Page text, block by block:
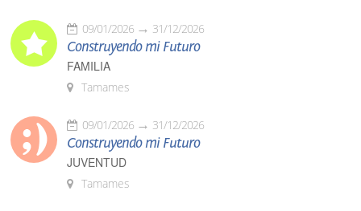
09/01/2026 31/12/2026
Construyendo mi Futuro
FAMILIA
Tamames
09/01/2026 31/12/2026
Construyendo mi Futuro
JUVENTUD
Tamames